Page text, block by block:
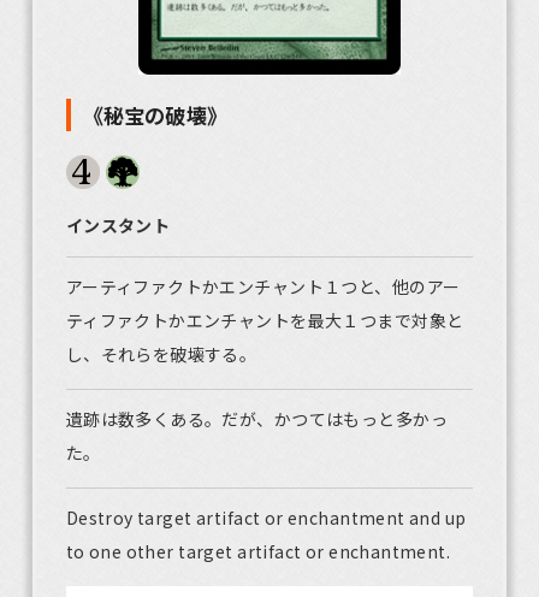
《秘宝の破壊》
インスタント
アーティファクトかエンチャント１つと、他のアー
ティファクトかエンチャントを最大１つまで対象と
し、それらを破壊する。
遺跡は数多くある。だが、かつてはもっと多かっ
た。
Destroy target artifact or enchantment and up
to one other target artifact or enchantment.